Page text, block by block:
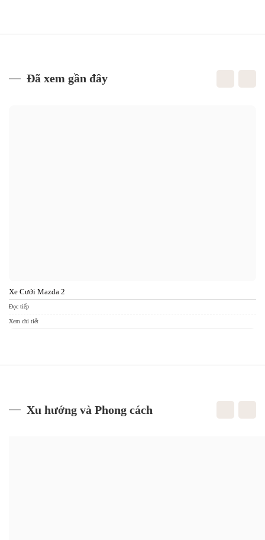
Đã xem gần đây
Xe Cưới Mazda 2
Đọc tiếp
Xem chi tiết
Xu hướng và Phong cách